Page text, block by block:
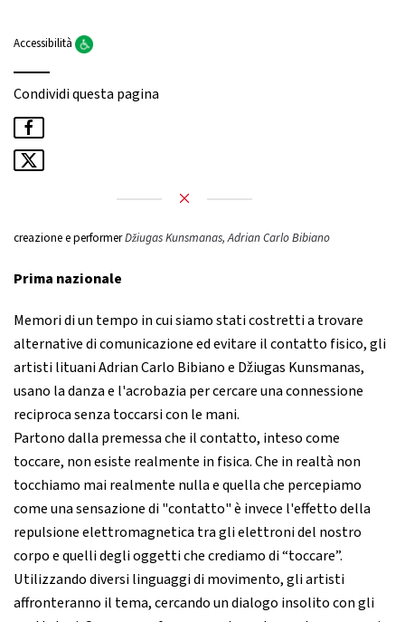
Accessibilità
Condividi questa pagina
creazione e performerDžiugas Kunsmanas, Adrian Carlo Bibiano
Prima nazionale
Memori di un tempo in cui siamo stati costretti a trovare
alternative di comunicazione ed evitare il contatto fisico, gli
artisti lituani Adrian Carlo Bibiano e Džiugas Kunsmanas,
usano la danza e l'acrobazia per cercare una connessione
reciproca senza toccarsi con le mani.
Partono dalla premessa che il contatto, inteso come
toccare, non esiste realmente in fisica. Che in realtà non
tocchiamo mai realmente nulla e quella che percepiamo
come una sensazione di "contatto" è invece l'effetto della
repulsione elettromagnetica tra gli elettroni del nostro
corpo e quelli degli oggetti che crediamo di “toccare”.
Utilizzando diversi linguaggi di movimento, gli artisti
affronteranno il tema, cercando un dialogo insolito con gli